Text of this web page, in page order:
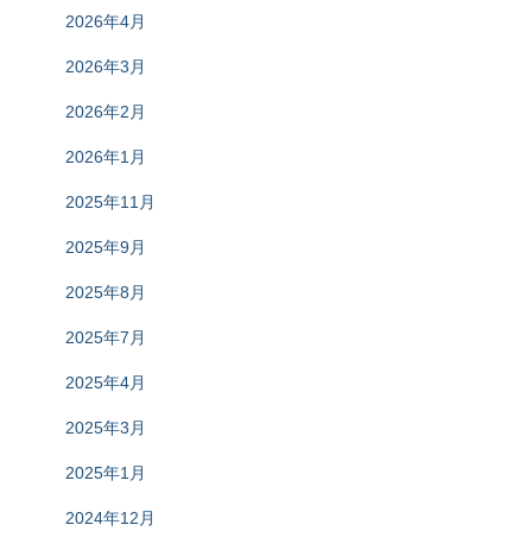
2026年4月
2026年3月
2026年2月
2026年1月
2025年11月
2025年9月
2025年8月
2025年7月
2025年4月
2025年3月
2025年1月
2024年12月